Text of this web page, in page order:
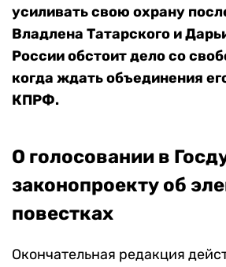
усиливать свою охрану
Владлена Татарского и
России обстоит дело со
когда ждать объединения
КПРФ.
О голосовании в
законопроекту об
повестках
Окончательная редакция